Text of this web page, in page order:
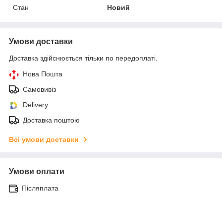
Стан
Новий
Умови доставки
Доставка здійснюється тільки по передоплаті.
Нова Пошта
Самовивіз
Delivery
Доставка поштою
Всі умови доставки
Умови оплати
Післяплата